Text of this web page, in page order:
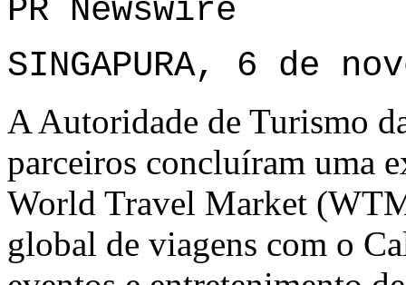
PR Newswire
SINGAPURA, 6 de
A Autoridade de Turismo
parceiros concluíram uma
World Travel Market
global de viagens com o